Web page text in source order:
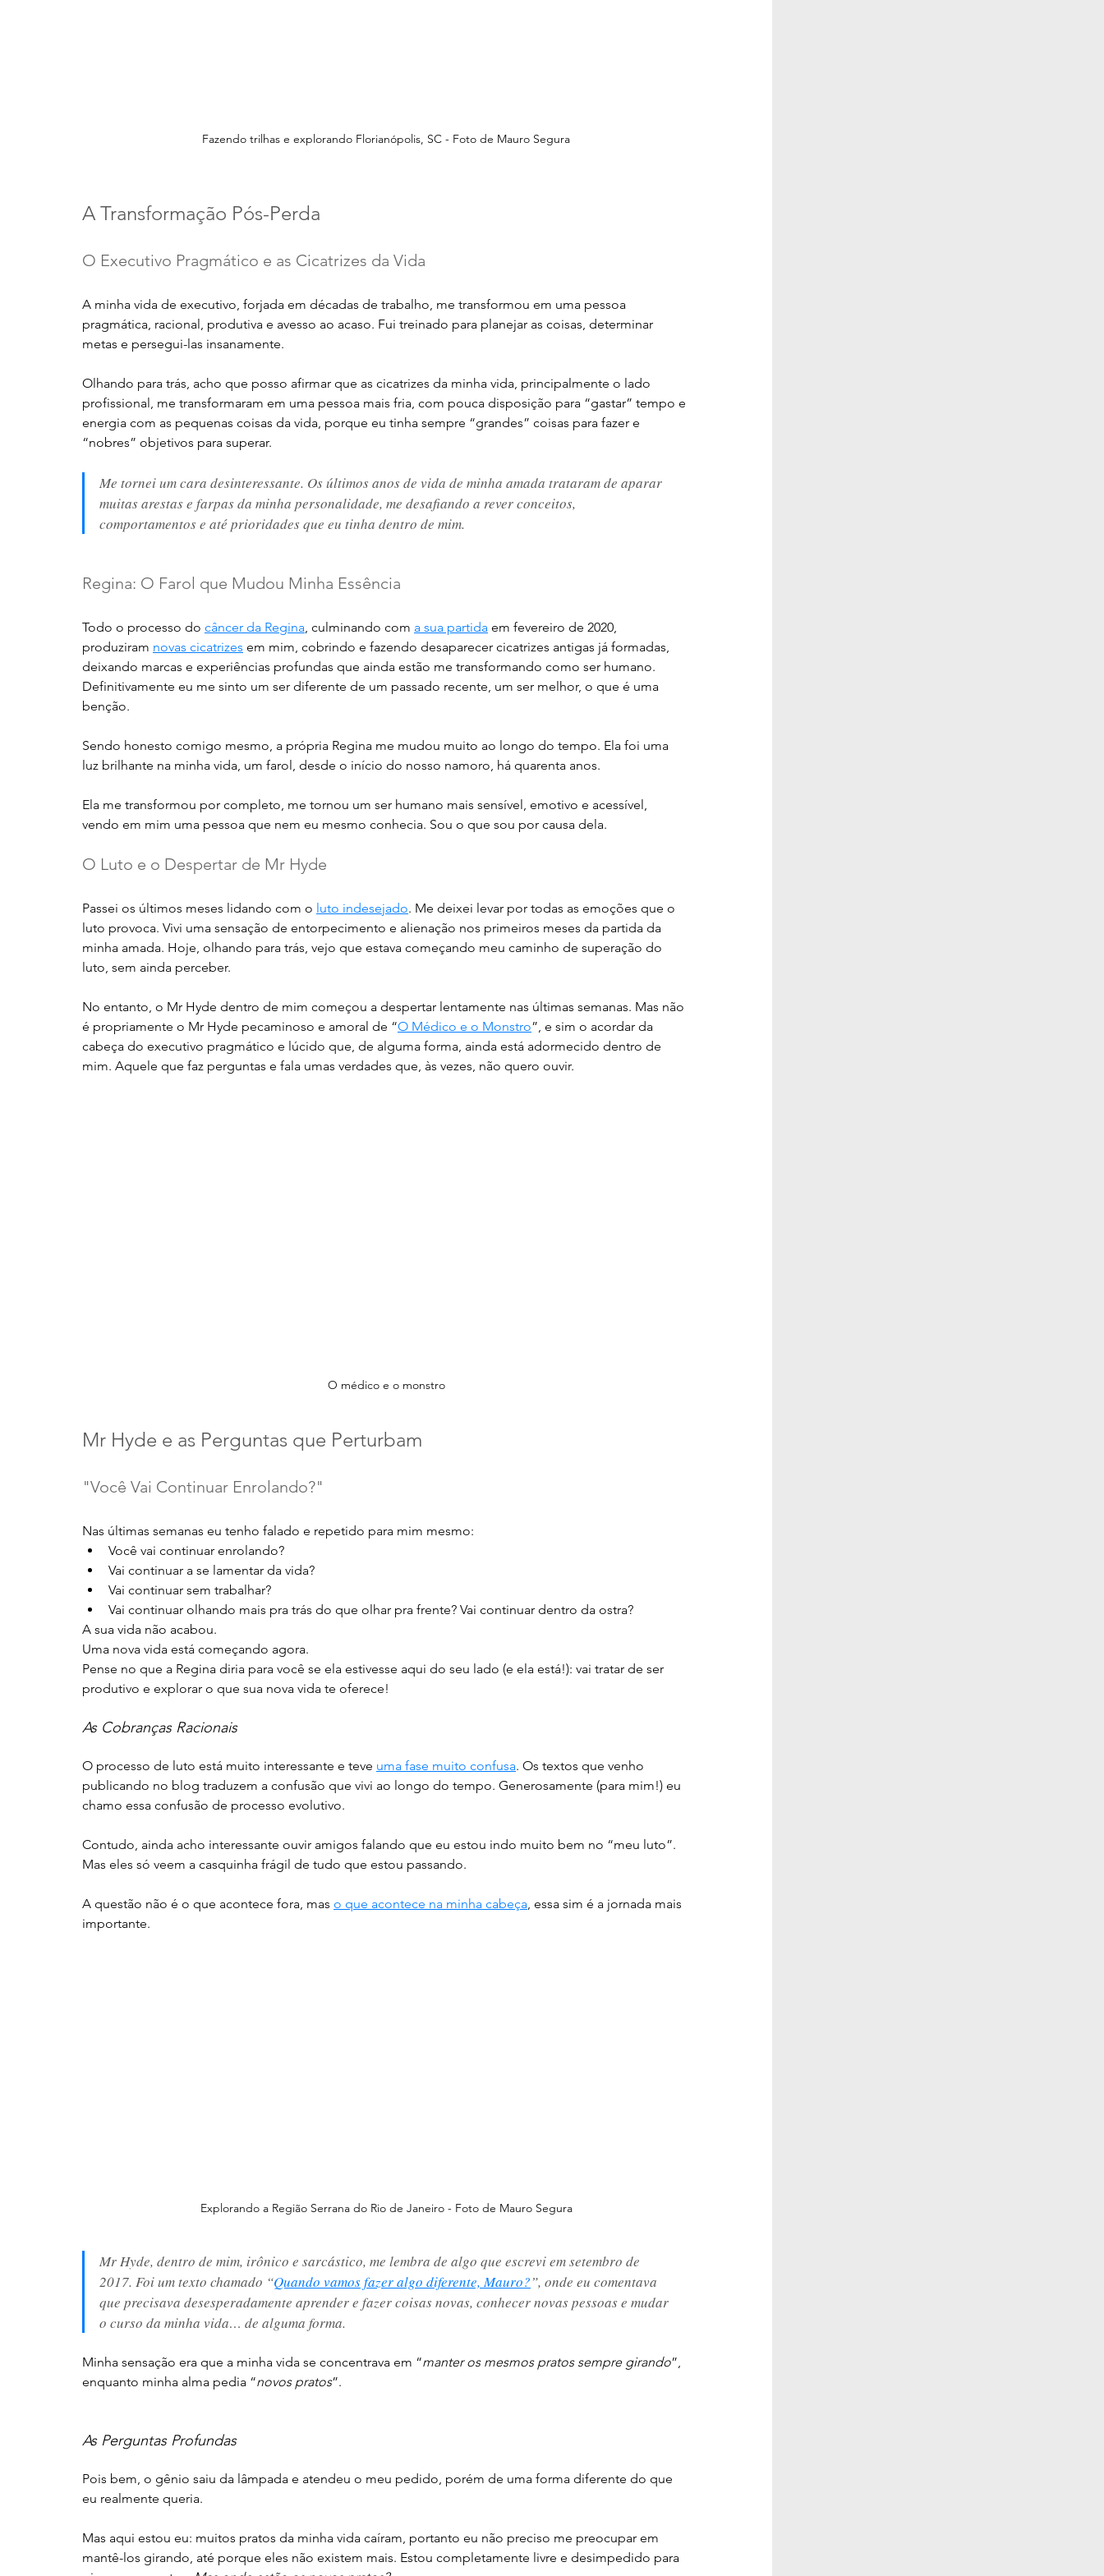
Fazendo trilhas e explorando Florianópolis, SC - Foto de Mauro Segura
A Transformação Pós-Perda
O Executivo Pragmático e as Cicatrizes da Vida
A minha vida de executivo, forjada em décadas de trabalho, me transformou em uma pessoa
pragmática, racional, produtiva e avesso ao acaso. Fui treinado para planejar as coisas, determinar
metas e persegui-las insanamente.
Olhando para trás, acho que posso afirmar que as cicatrizes da minha vida, principalmente o lado
profissional, me transformaram em uma pessoa mais fria, com pouca disposição para “gastar” tempo e
energia com as pequenas coisas da vida, porque eu tinha sempre “grandes” coisas para fazer e
“nobres” objetivos para superar.
Me tornei um cara desinteressante. Os últimos anos de vida de minha amada trataram de aparar
muitas arestas e farpas da minha personalidade, me desafiando a rever conceitos,
comportamentos e até prioridades que eu tinha dentro de mim.
Regina: O Farol que Mudou Minha Essência
Todo o processo do câncer da Regina, culminando com a sua partida em fevereiro de 2020,
produziram novas cicatrizes em mim, cobrindo e fazendo desaparecer cicatrizes antigas já formadas,
deixando marcas e experiências profundas que ainda estão me transformando como ser humano.
Definitivamente eu me sinto um ser diferente de um passado recente, um ser melhor, o que é uma
benção.
Sendo honesto comigo mesmo, a própria Regina me mudou muito ao longo do tempo. Ela foi uma
luz brilhante na minha vida, um farol, desde o início do nosso namoro, há quarenta anos.
Ela me transformou por completo, me tornou um ser humano mais sensível, emotivo e acessível,
vendo em mim uma pessoa que nem eu mesmo conhecia. Sou o que sou por causa dela.
O Luto e o Despertar de Mr Hyde
Passei os últimos meses lidando com o luto indesejado. Me deixei levar por todas as emoções que o
luto provoca. Vivi uma sensação de entorpecimento e alienação nos primeiros meses da partida da
minha amada. Hoje, olhando para trás, vejo que estava começando meu caminho de superação do
luto, sem ainda perceber.
No entanto, o Mr Hyde dentro de mim começou a despertar lentamente nas últimas semanas. Mas não
é propriamente o Mr Hyde pecaminoso e amoral de “O Médico e o Monstro”, e sim o acordar da
cabeça do executivo pragmático e lúcido que, de alguma forma, ainda está adormecido dentro de
mim. Aquele que faz perguntas e fala umas verdades que, às vezes, não quero ouvir.
O médico e o monstro
Mr Hyde e as Perguntas que Perturbam
"Você Vai Continuar Enrolando?"
Nas últimas semanas eu tenho falado e repetido para mim mesmo:
Você vai continuar enrolando?
Vai continuar a se lamentar da vida?
Vai continuar sem trabalhar?
Vai continuar olhando mais pra trás do que olhar pra frente? Vai continuar dentro da ostra?
A sua vida não acabou.
Uma nova vida está começando agora.
Pense no que a Regina diria para você se ela estivesse aqui do seu lado (e ela está!): vai tratar de ser
produtivo e explorar o que sua nova vida te oferece!
As Cobranças Racionais
O processo de luto está muito interessante e teve uma fase muito confusa. Os textos que venho
publicando no blog traduzem a confusão que vivi ao longo do tempo. Generosamente (para mim!) eu
chamo essa confusão de processo evolutivo.
Contudo, ainda acho interessante ouvir amigos falando que eu estou indo muito bem no “meu luto”.
Mas eles só veem a casquinha frágil de tudo que estou passando.
A questão não é o que acontece fora, mas o que acontece na minha cabeça , essa sim é a jornada mais
importante.
Explorando a Região Serrana do Rio de Janeiro - Foto de Mauro Segura
Mr Hyde, dentro de mim, irônico e sarcástico, me lembra de algo que escrevi em setembro de
2017. Foi um texto chamado “Quando vamos fazer algo diferente, Mauro?”, onde eu comentava
que precisava desesperadamente aprender e fazer coisas novas, conhecer novas pessoas e mudar
o curso da minha vida… de alguma forma.
Minha sensação era que a minha vida se concentrava em “manter os mesmos pratos sempre girando”,
enquanto minha alma pedia “novos pratos”.
As Perguntas Profundas
Pois bem, o gênio saiu da lâmpada e atendeu o meu pedido, porém de uma forma diferente do que
eu realmente queria.
Mas aqui estou eu: muitos pratos da minha vida caíram, portanto eu não preciso me preocupar em
mantê-los girando, até porque eles não existem mais. Estou completamente livre e desimpedido para